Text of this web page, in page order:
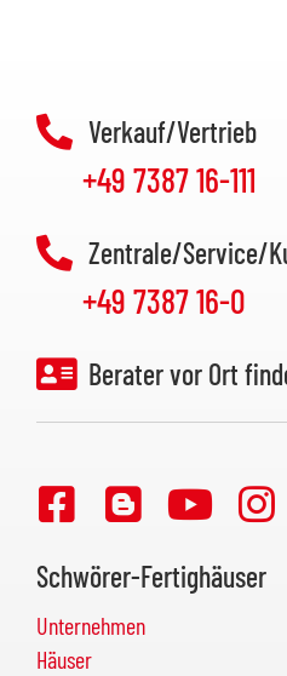
Verkauf/Vertrieb
+49 7387 16-111
Zentrale/Service/
+49 7387 16-0
Berater vor Ort
Schwörer-Fertighäuser
Unternehmen
Häuser